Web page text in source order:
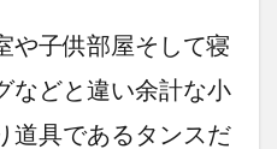
や子供部屋そして寝
などと違い余計な小
道具であるタンスだ